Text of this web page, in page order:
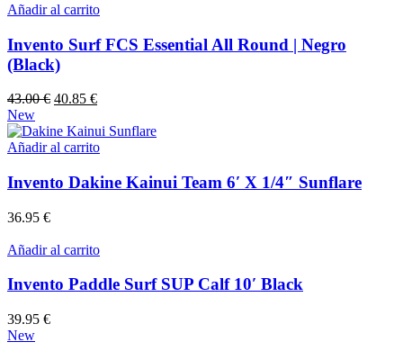
Añadir al carrito
Invento Surf FCS Essential All Round | Negro
(Black)
43.00€ El
original
era:
40.85 €El
actual
es:
New
Añadir al carrito
Invento Dakine Kainui Team 6′ X 1/4″ Sunflare
36.95 €
Añadir al carrito
Invento Paddle Surf SUP Calf 10′ Black
39.95 €
New